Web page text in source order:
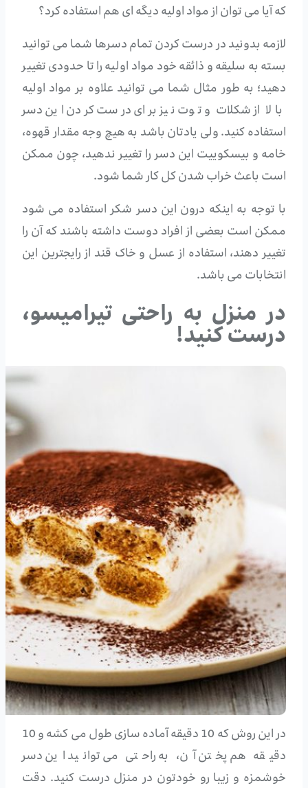
که آیا می توان از مواد اولیه دیگه ای هم استفاده کرد؟
لازمه بدونید در درست کردن تمام دسرها شما می توانید
بسته به سلیقه و ذائقه خود مواد اولیه را تا حدودی تغییر
دهید؛ به طور مثال شما می توانید علاوه بر مواد اولیه
بالا از شکلات و توت نیز برای درست کردن این دسر
استفاده کنید. ولی یادتان باشد به هیچ وجه مقدار قهوه،
خامه و بیسکوییت این دسر را تغییر ندهید، چون ممکن
است باعث خراب شدن کل کار شما شود.
با توجه به اینکه درون این دسر شکر استفاده می شود
ممکن است بعضی از افراد دوست داشته باشند که آن را
تغییر دهند، استفاده از عسل و خاک قند از رایجترین این
انتخابات می باشد.
در منزل به راحتی تیرامیسو،
درست کنید!
در این روش که 10 دقیقه آماده سازی طول می کشه و 10
دقیقه هم پختن آن، به راحتی می توانید این دسر
خوشمزه و زیبا رو خودتون در منزل درست کنید. دقت